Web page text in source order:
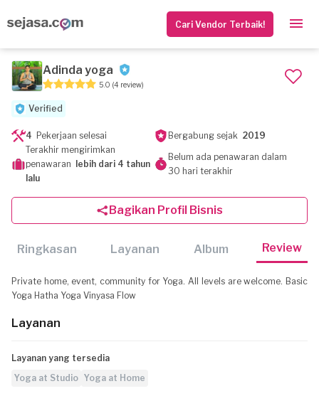
Cari Vendor Terbaik!
Adinda yoga
5.0 (4 review)
Verified
4 Pekerjaan selesai Bergabung sejak 2019
Terakhir mengirimkan
penawaran
lebih dari 4 tahun
lalu
Belum ada penawaran dalam
30 hari terakhir
Bagikan Profil Bisnis
Ringkasan Layanan Album Review
Private home, event, community for Yoga. All levels are welcome. Basic
Yoga Hatha Yoga Vinyasa Flow
Layanan
Layanan yang tersedia
Yoga at Studio Yoga at Home